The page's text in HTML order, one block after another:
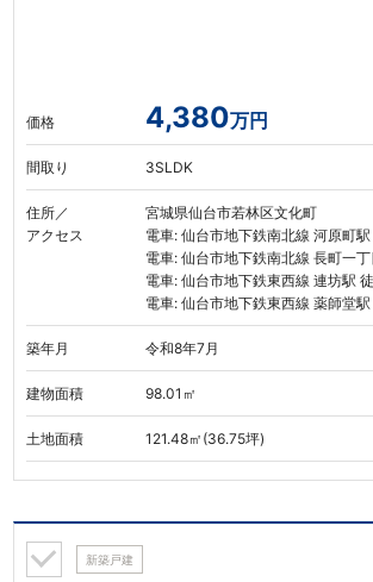
価格 4,380万円
間取り 3SLDK
住所／
アクセス
宮城県仙台市若林区文化町
電車: 仙台市地下鉄南北線 河原町
電車: 仙台市地下鉄南北線 長町一
電車: 仙台市地下鉄東西線 連坊駅
電車: 仙台市地下鉄東西線 薬師堂
築年月 令和8年7月
建物面積 98.01㎡
土地面積 121.48㎡(36.75坪)
新築戸建